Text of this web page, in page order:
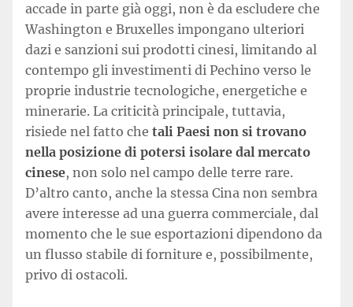
accade in parte già oggi, non è da escludere che
Washington e Bruxelles impongano ulteriori
dazi e sanzioni sui prodotti cinesi, limitando al
contempo gli investimenti di Pechino verso le
proprie industrie tecnologiche, energetiche e
minerarie. La criticità principale, tuttavia,
risiede nel fatto che tali Paesi non si trovano
nella posizione di potersi isolare dal mercato
cinese, non solo nel campo delle terre rare.
D’altro canto, anche la stessa Cina non sembra
avere interesse ad una guerra commerciale, dal
momento che le sue esportazioni dipendono da
un flusso stabile di forniture e, possibilmente,
privo di ostacoli.